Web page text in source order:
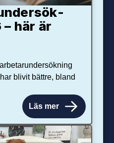
här är
blivit bättre, bland
Läs mer